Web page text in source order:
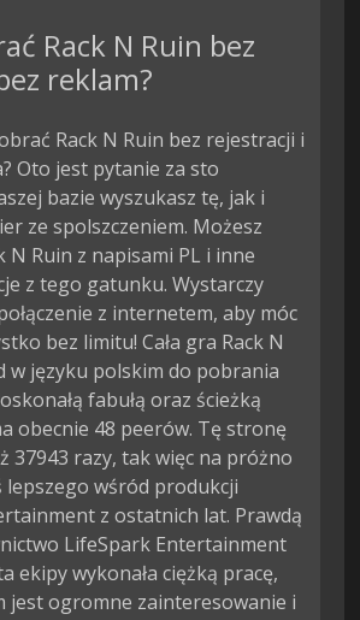
Rack N Ruin bez
reklam?
Rack N Ruin bez rejestracji i
Oto jest pytanie za sto
bazie wyszukasz tę, jak i
ze spolszczeniem. Możesz
N Ruin z napisami PL i inne
z tego gatunku. Wystarczy
z internetem, aby móc
bez limitu! Cała gra Rack N
w języku polskim do pobrania
fabułą oraz ścieżką
obecnie 48 peerów. Tę stronę
37943 razy, tak więc na próżno
lepszego wśród produkcji
z ostatnich lat. Prawdą
LifeSpark Entertainment
ekipy wykonała ciężką pracę,
jest ogromne zainteresowanie i